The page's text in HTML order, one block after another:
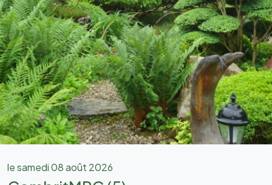
le samedi 08 août 2026